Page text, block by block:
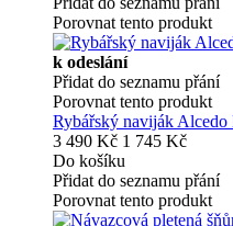
Porovnat tento produkt
k odeslání
Přidat do seznamu přání
Porovnat tento produkt
Rybářský naviják
3 490 Kč 1 745 Kč
Do košíku
Přidat do seznamu přání
Porovnat tento produkt